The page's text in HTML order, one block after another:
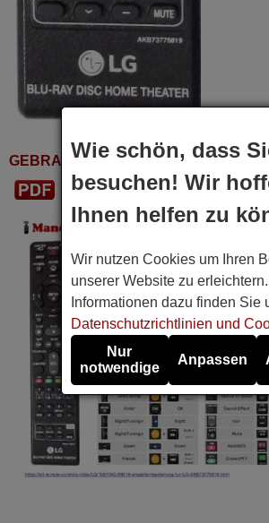
GEBRAUCHSANWEISUNGEN
PDF Herunterladen
Wie schön, dass
besuchen! Wir
Ihnen helfen zu
Wir nutzen Cookies um Ihren
unserer Website zu
Informationen dazu finden Sie
Datenschutzrichtlinien und
Nur
notwendige
Anpassen